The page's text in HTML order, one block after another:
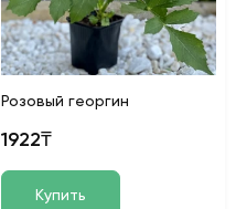
Розовый георгин
1922₸
Купить